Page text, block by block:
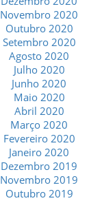
Novembro 2020
Outubro 2020
Setembro 2020
Agosto 2020
Julho 2020
Junho 2020
Maio 2020
Abril 2020
Março 2020
Fevereiro 2020
Janeiro 2020
Dezembro 2019
Novembro 2019
Outubro 2019